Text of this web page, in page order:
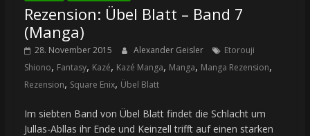
Rezension: Übel Blatt – Band 7
(Manga)
28. November 2015 Alexander Geisler
Etorouji
Shiono, Fantasy, Kazé, Kazé Manga, Manga, Manga Rezension,
Rezension, Square Enix, Übel Blatt
Im siebten Band von Übel Blatt findet die Schlacht um
Jullas-Abllas ihr Ende und Keinzell trifft auf einen starken